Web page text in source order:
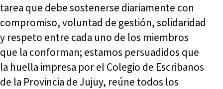
tarea que debe sostenerse diariamente con
compromiso, voluntad de gestión, solidaridad
y respeto entre cada uno de los miembros
que la conforman; estamos persuadidos que
la huella impresa por el Colegio de Escribanos
de la Provincia de Jujuy, reúne todos los